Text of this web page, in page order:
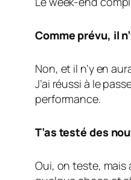
Comme prévu, il
Non, et il n’y en
J’ai réussi à le
performance.
T’as testé des
Oui, on teste, mais